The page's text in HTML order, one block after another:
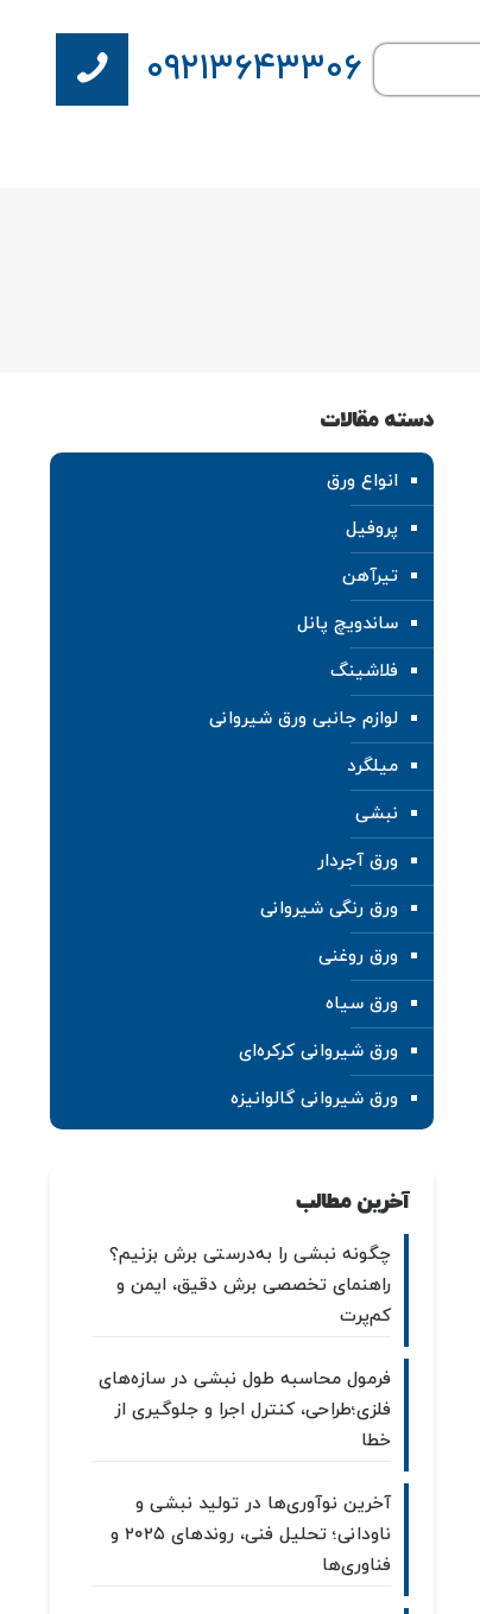
۰۹۲۱۳۶۴۳۳۰۶
دسته مقالات
انواع ورق
پروفیل
تیرآهن
ساندویچ پانل
فلاشینگ
لوازم جانبی ورق شیروانی
میلگرد
نبشی
ورق آجردار
ورق رنگی شیروانی
ورق روغنی
ورق سیاه
ورق شیروانی کرکره‌ای
ورق شیروانی گالوانیزه
آخرین مطالب
چگونه نبشی را به‌درستی برش بزنیم؟
راهنمای تخصصی برش دقیق، ایمن و
کم‌پرت
فرمول محاسبه طول نبشی در سازه‌های
فلزی؛طراحی، کنترل اجرا و جلوگیری از
خطا
آخرین نوآوری‌ها در تولید نبشی و
ناودانی؛ تحلیل فنی، روندهای ۲۰۲۵ و
فناوری‌ها